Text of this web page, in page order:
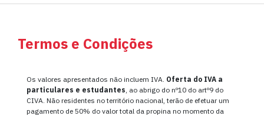
Termos e Condições
Os valores apresentados não incluem IVA. Oferta do IVA a
particulares e estudantes , ao abrigo do nº10 do artº9 do
CIVA. Não residentes no território nacional, terão de efetuar um
pagamento de 50% do valor total da propina no momento da